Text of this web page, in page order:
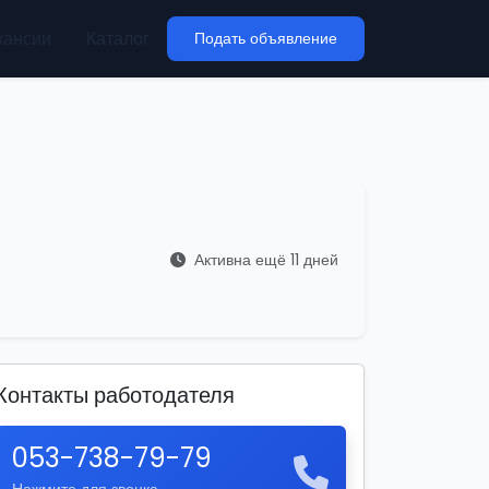
Подать объявление
Активна ещё 11 дней
работодателя
053-738-79-79